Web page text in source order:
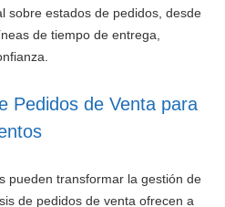
sobre estados de pedidos, desde
de tiempo de entrega,
Pedidos de Venta para
pueden transformar la gestión de
de pedidos de venta ofrecen a